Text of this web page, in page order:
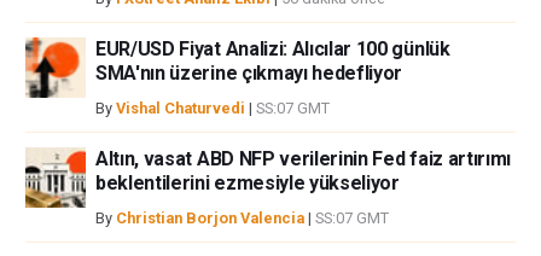
EUR/USD Fiyat Analizi: Alıcılar 100 günlük
SMA'nın üzerine çıkmayı hedefliyor
By Vishal Chaturvedi | SS:07 GMT
Altın, vasat ABD NFP verilerinin Fed faiz artırımı
beklentilerini ezmesiyle yükseliyor
By Christian Borjon Valencia | SS:07 GMT